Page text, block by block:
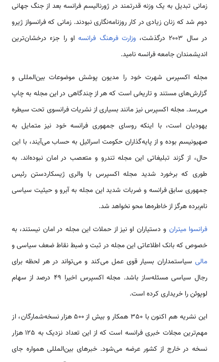
زمانی تبدیل به یک وزنه قدرتمند در ژورنالیسم فرانسه بعد از جنگ جهانی
دوم شد که زنان زیادی در کار روزنامه‌نگاری نبودند. زمانی که فرانسواز ژیرو
در سال ۲۰۰۳ درگذشت،
وزارت فرهنگ فرانسهاو را جزء درخشان‌ترین
اندیشمندان جامعه فرانسه نامید.
مجله اکسپرس شهرت خود را مدیون پوشش موضوعات بین‌المللی و
گزارش‌های مستند و تاریخی است که هر از چندگاهی در این مجله به چاپ
می‌رسد. مجله اکسپرس نیز مانند بسیاری از نشریات فرانسوی تحت سیطره
یهودیان است، با اینکه روسای جمهوری فرانسه خود نیز متمایل به
صهیونیسم بوده و از پایه‌گذاران حکومت اسرائیل به حساب می‌آیند، با این
حال، از گزند تبلیغاتی این مجله تندرو و متعصب در امان نبوده‌اند. به
طوری که برخورد شدید مجله اکسپرس با والری ژیسکاردستن رئیس
جمهوری سابق فرانسه و ضربات شدید این مجله به آبرو و حیثیت سیاسی
نام‌برده هرگز از خاطره‌ها محو نخواهد شد.
فرانسوا میتران و دستیاران او نیز از حملات این مجله در امان نیستند، به
خصوص که بانک اطلاعاتی این مجله در ثبت و ضبط نقاط ضعف سیاسی و
مالی سیاستمداران بسیار قوی عمل می‌کند و می‌تواند در هر لحظه برای
رجال سیاسی مسئله‌ساز باشد. مجله اکسپرس اخیرا ۴۹ درصد از سهام
لوپوئن را خریداری کرده است.
این نشریه هم اکنون با 350 همکار و بیش از 500 هزار نسخه‌شمارگان، از
مهم‌ترین مجلات خبری فرانسه است که از این تعداد نزدیک به 125 هزار
نسخه در خارج از کشور عرضه می‌شود. خبرهای بین‌المللی همواره جای